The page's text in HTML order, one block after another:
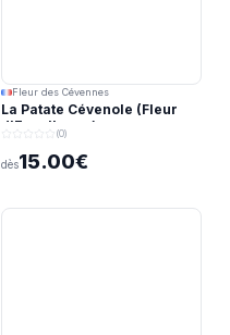
Fleur des Cévennes
La Patate Cévenole (Fleur
d'Excellence)
(0)
dès15.00€